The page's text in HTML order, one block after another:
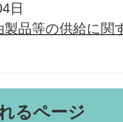
日
製品等の供給に関
るページ